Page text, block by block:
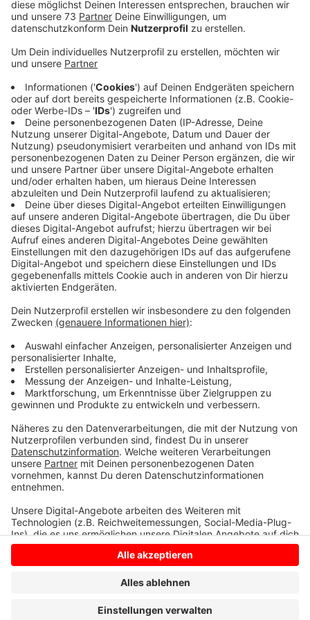
Anzeige
Dauer und Kosten
Anzeige
Ab Montagmorgen (25.08) 9 Uhr wird die B67 von
Bocholt nach Rhede gesperrt. Es gibt eine Umleitung
über die L572 - also die alte B67. Für den LKW-Verkehr
gibt es eine eigene Umleitung über Dingden. In der
Gegenrichtung, also von Rhede nach Bocholt, gilt eine
Einbahnstraßenregelung durch die Baustelle. Der Grund
für das Ganze: die B67 soll in dem Abschnitt bis Mitte
Oktober saniert werden. Darüber hinaus werden auch 7
Brücken instandgesetzt. Für die
Brückeninstandsetzungen kann es bis März nächsten
Jahres im jeweiligen Bereich zu temporären
Einschränkungen kommen. Die gesamte Maßnahme
kostet rund 4,8 Millionen Euro und wird vom Bund
bezahlt.
Anzeige
Anzeige